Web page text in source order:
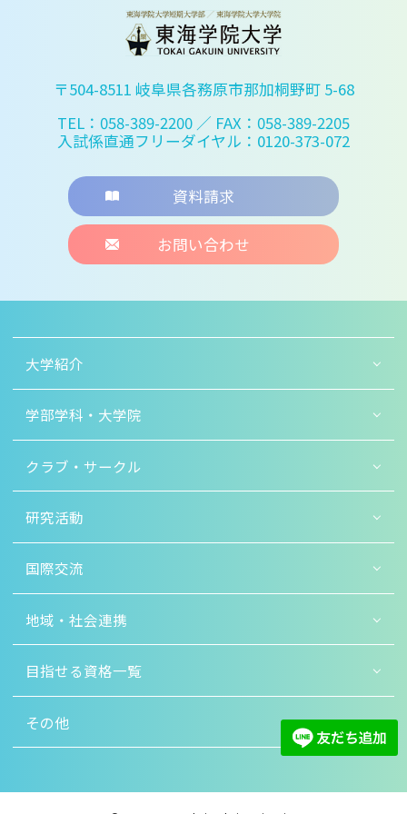
〒504-8511 岐阜県各務原市那加桐野町 5-68
TEL：058-389-2200 ／ FAX：058-389-2205
入試係直通フリーダイヤル：0120-373-072
資料請求
お問い合わせ
大学紹介
学部学科・大学院
クラブ・サークル
研究活動
国際交流
地域・社会連携
目指せる資格一覧
その他